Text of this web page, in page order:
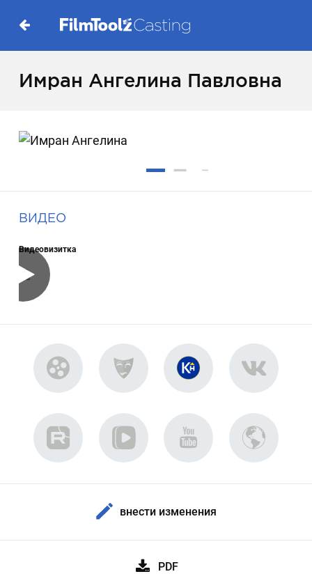
Имран Ангелина Павловна
ВИДЕО
Видеовизитка
внести изменения
PDF